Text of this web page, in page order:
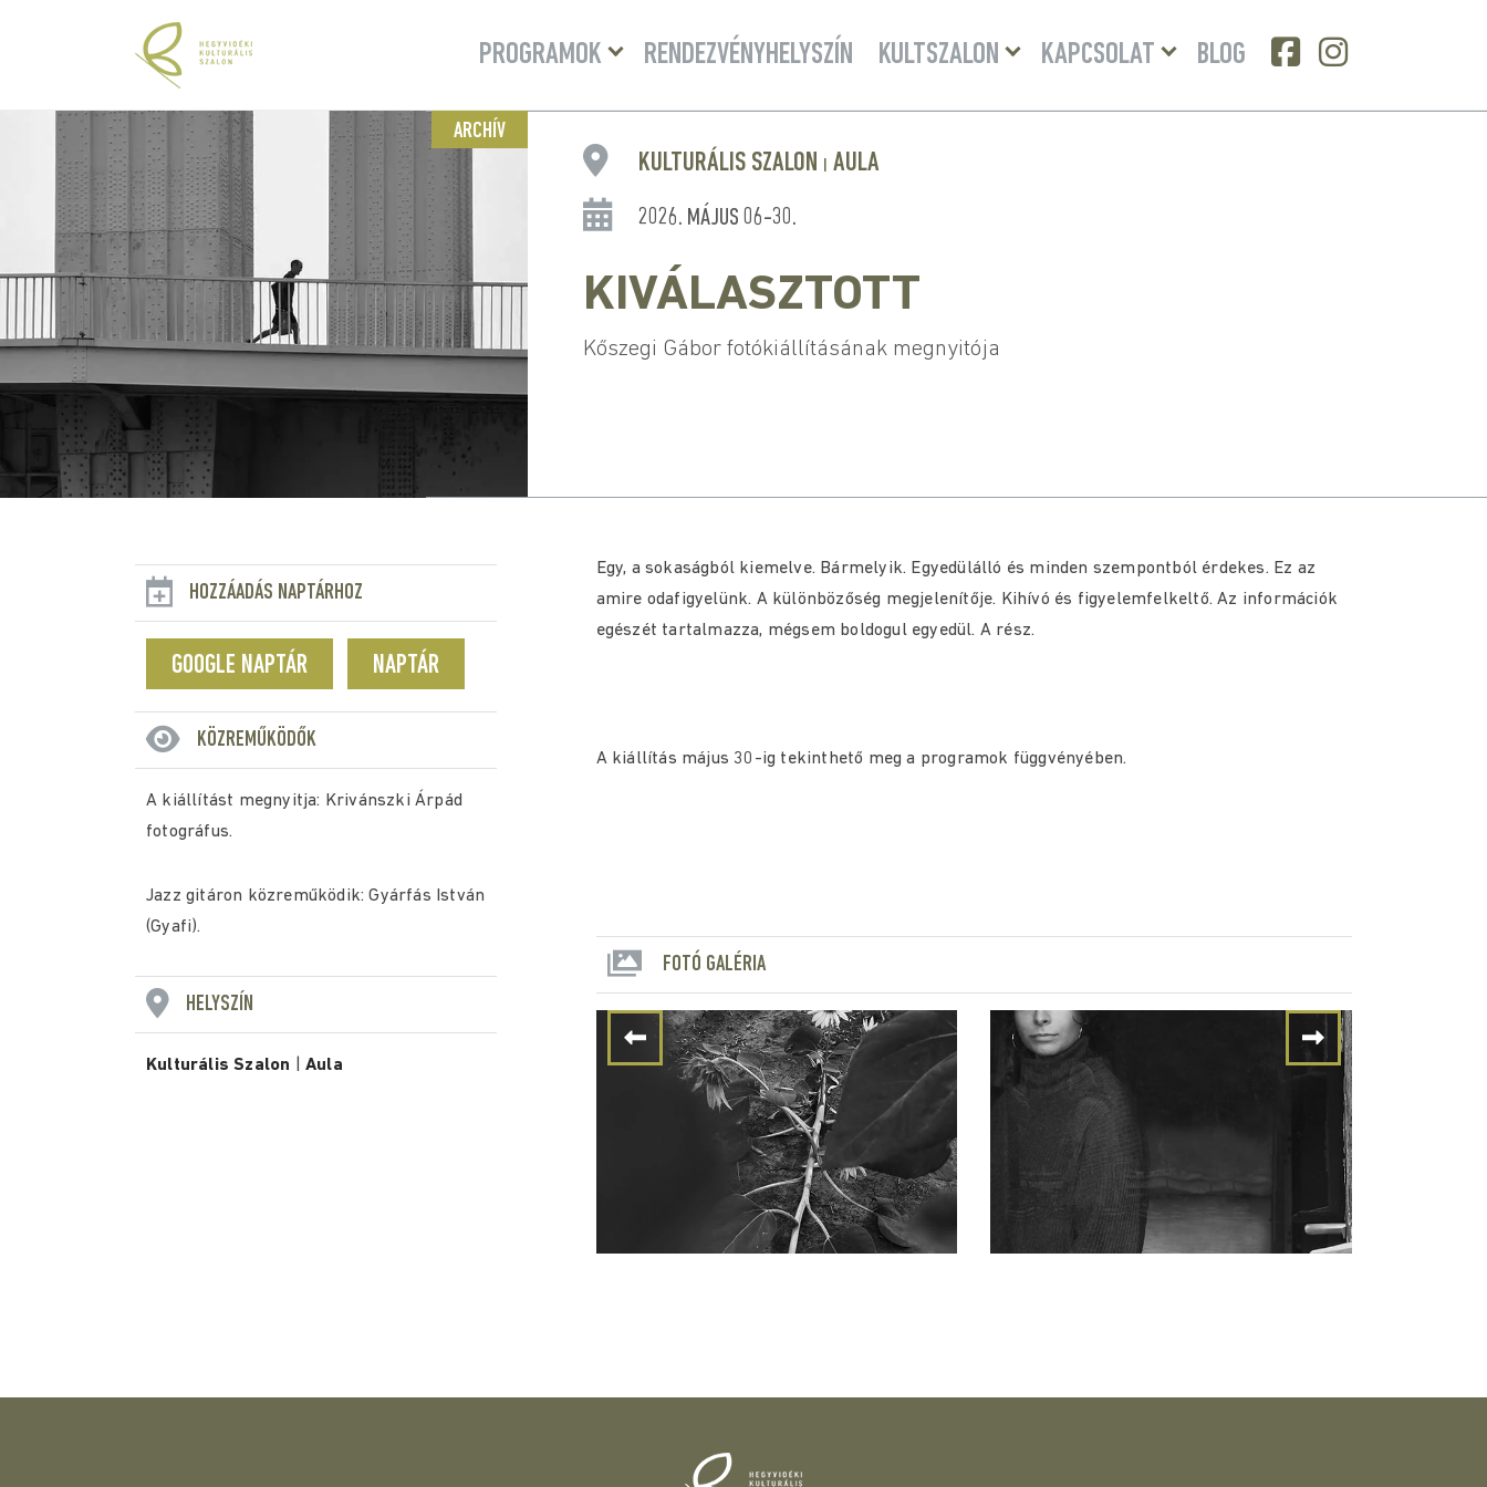
PROGRAMOK
Menü
lenyitásaRENDEZVÉNYHELYSZÍN KULTSZALON
Menü
lenyitásaKAPCSOLAT
Menü
lenyitása
BLOG
ARCHÍV
KULTURÁLIS SZALON AULA
2026. MÁJUS 06-30.
KIVÁLASZTOTT
Kőszegi Gábor fotókiállításának megnyitója
HOZZÁADÁS NAPTÁRHOZ
GOOGLE NAPTÁR NAPTÁR
KÖZREMŰKÖDŐK
A kiállítást megnyitja: Krivánszki Árpád
fotográfus.
Jazz gitáron közreműködik: Gyárfás István
(Gyafi).
HELYSZÍN
Kulturális Szalon |Aula
Egy, a sokaságból kiemelve. Bármelyik. Egyedülálló és minden szempontból érdekes. Ez az
amire odafigyelünk. A különbözőség megjelenítője. Kihívó és figyelemfelkeltő. Az információk
egészét tartalmazza, mégsem boldogul egyedül. A rész.
A kiállítás május 30-ig tekinthető meg a programok függvényében.
FOTÓ GALÉRIA